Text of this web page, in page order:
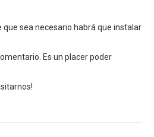
sea necesario habrá que instalar
Es un placer poder